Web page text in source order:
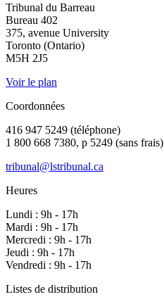
Tribunal du Barreau
Bureau 402
375, avenue University
Toronto (Ontario)
M5H 2J5
Voir le plan
Coordonnées
416 947 5249 (téléphone)
1 800 668 7380, p 5249 (sans frais)
tribunal@lstribunal.ca
Heures
Lundi : 9h - 17h
Mardi : 9h - 17h
Mercredi : 9h - 17h
Jeudi : 9h - 17h
Vendredi : 9h - 17h
Listes de distribution